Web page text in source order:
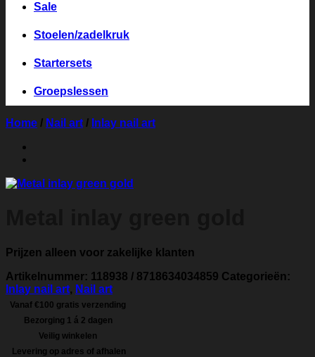
Sale
Stoelen/zadelkruk
Startersets
Groepslessen
Home / Nail art / Inlay nail art
Prijzen alleen voor zakelijke klanten
Artikelnummer: 118938 / 8718634034859 Categorieën:
Inlay nail art, Nail art
Vanaf €100 gratis verzending
Bezorging 1 á 2 dagen
Veilig winkelen
Levering op adres of afhalen